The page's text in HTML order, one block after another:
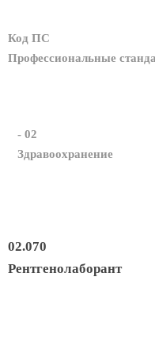
Код ПС
Профессиональные
- 02
Здравоохранение
02.070
Рентгенолаборант